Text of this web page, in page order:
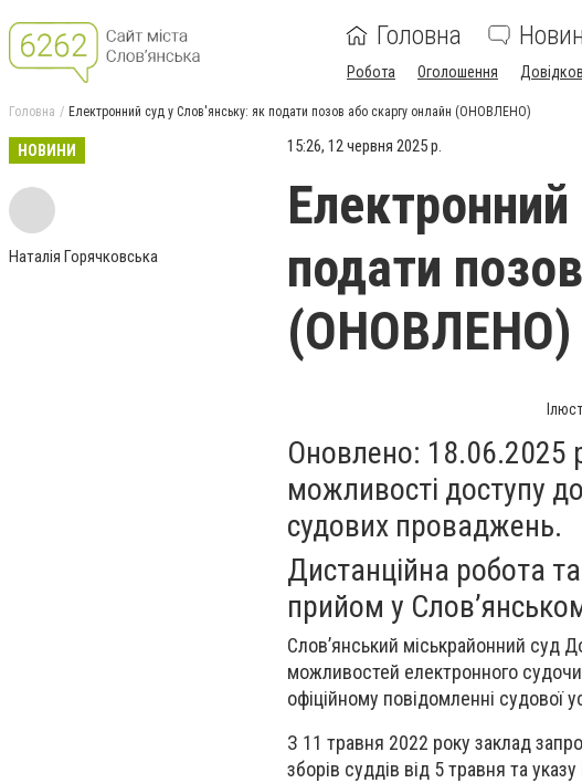
Головна
Робота Оголошення
Головна Електронний суд у Слов'янську: як подати позов або скаргу онлайн (ОНОВЛЕНО)
НОВИНИ
Наталія Горячковська
15:26, 12 червня 2025 р.
подати
(ОНОВЛЕНО)
Оновлено: 18.06.2025
можливості доступу
судових проваджень.
Дистанційна робота
прийом у
Словʼянський міськрайонний суд
можливостей електронного
офіційному повідомленні судової
З 11 травня 2022 року заклад
зборів суддів від 5 травня та